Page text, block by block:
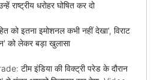
राष्ट्रीय धरोहर घोषित कर दो
को इतना इमोशनल कभी नहीं देखा', विराट
को लेकर बड़ा खुलासा
टीम इंडिया की विक्ट्री परेड के दौरान